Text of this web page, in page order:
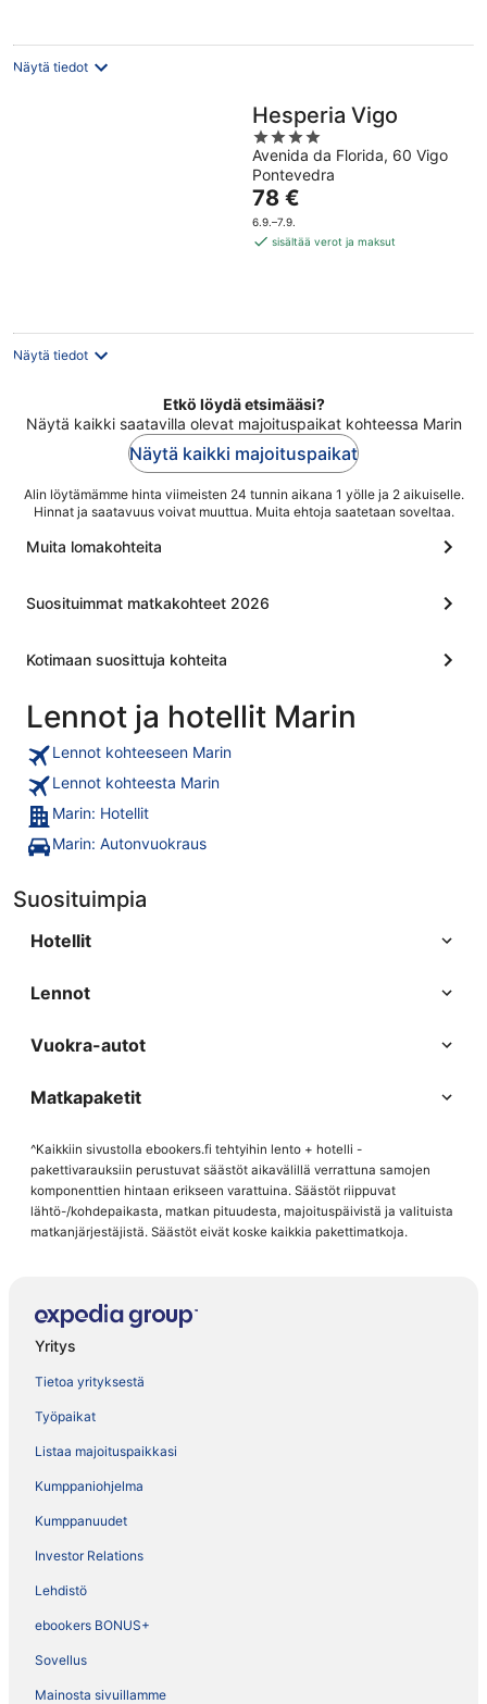
Näytä tiedot
Hesperia Vigo
4
out
of
5
Avenida da Florida, 60 Vigo
Pontevedra
Hinta
on
78 €
78 €
6.9.–7.9.
sisältää verot ja maksut
Näytä tiedot
Etkö löydä etsimääsi?
Näytä kaikki saatavilla olevat majoituspaikat kohteessa Marin
Näytä kaikki majoituspaikat
Alin löytämämme hinta viimeisten 24 tunnin aikana 1 yölle ja 2 aikuiselle.
Hinnat ja saatavuus voivat muuttua. Muita ehtoja saatetaan soveltaa.
Muita lomakohteita
Suosituimmat matkakohteet 2026
Kotimaan suosittuja kohteita
Lennot ja hotellit Marin
Lennot kohteeseen Marin
Lennot kohteesta Marin
Marin: Hotellit
Marin: Autonvuokraus
Suosituimpia
Hotellit
Lennot
Vuokra-autot
Matkapaketit
^Kaikkiin sivustolla ebookers.fi tehtyihin lento + hotelli -
pakettivarauksiin perustuvat säästöt aikavälillä verrattuna samojen
komponenttien hintaan erikseen varattuina. Säästöt riippuvat
lähtö-/kohdepaikasta, matkan pituudesta, majoituspäivistä ja valituista
matkanjärjestäjistä. Säästöt eivät koske kaikkia pakettimatkoja.
Yritys
Tietoa yrityksestä
Työpaikat
Listaa majoituspaikkasi
Kumppaniohjelma
Kumppanuudet
Investor Relations
Lehdistö
ebookers BONUS+
Sovellus
Mainosta sivuillamme